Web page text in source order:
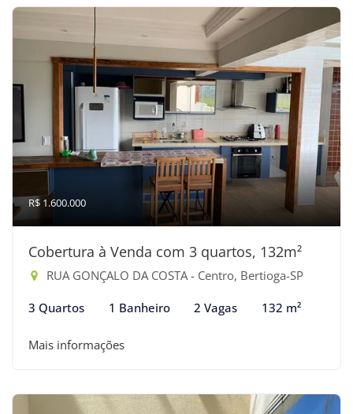
R$ 1.600.000
Cobertura à Venda com 3 quartos, 132m²
RUA GONÇALO DA COSTA - Centro, Bertioga-SP
3 Quartos 1 Banheiro 2 Vagas 132 m²
Mais informações